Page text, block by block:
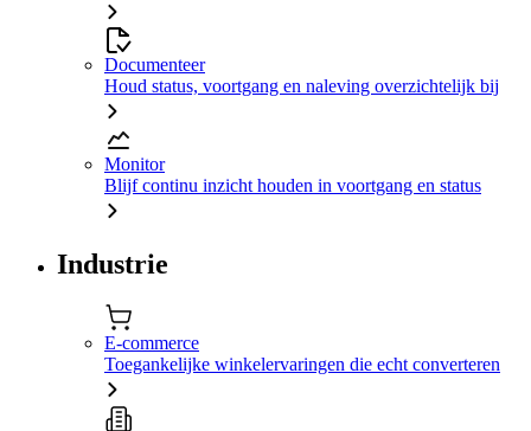
Documenteer
Houd status, voortgang en naleving overzichtelijk bij
Monitor
Blijf continu inzicht houden in voortgang en status
Industrie
E-commerce
Toegankelijke winkelervaringen die echt converteren